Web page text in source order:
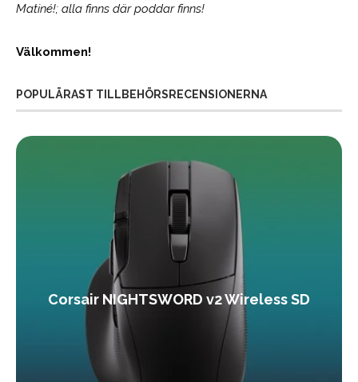
Matiné!; alla finns där poddar finns!
Välkommen!
POPULÄRAST TILLBEHÖRSRECENSIONERNA
Corsair NIGHTSWORD v2 Wireless SD